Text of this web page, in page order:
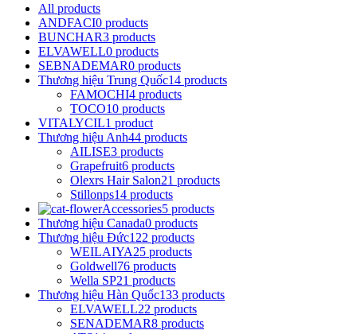
All products
ANDFACI0 products
BUNCHAR3 products
ELVAWELL0 products
SEBNADEMAR0 products
Thương hiệu Trung Quốc14 products
FAMOCHI4 products
TOCO10 products
VITALYCIL1 product
Thương hiệu Anh44 products
AILISE3 products
Grapefruit6 products
Olexrs Hair Salon21 products
Stillonps14 products
Accessories5 products
Thương hiệu Canada0 products
Thương hiệu Đức122 products
WEILAIYA25 products
Goldwell76 products
Wella SP21 products
Thương hiệu Hàn Quốc133 products
ELVAWELL22 products
SENADEMAR8 products